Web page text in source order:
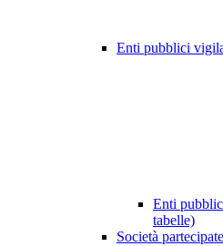
Enti pubblici
Enti
tabelle)
Società partecipate